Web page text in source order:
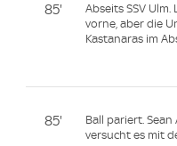
85'
Abseits SSV
vorne, aber die
Kastanaras im
85'
Ball pariert. Sean
versucht es mit